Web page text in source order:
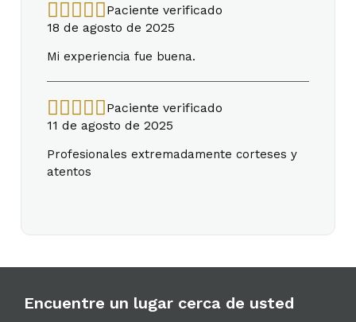
Paciente verificado
18 de agosto de 2025
Mi experiencia fue buena.
Paciente verificado
11 de agosto de 2025
Profesionales extremadamente corteses y
atentos
Encuentre un lugar cerca de usted